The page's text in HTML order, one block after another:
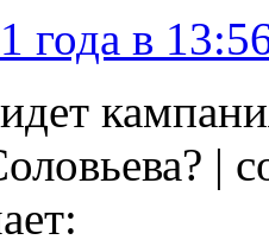
года в
|